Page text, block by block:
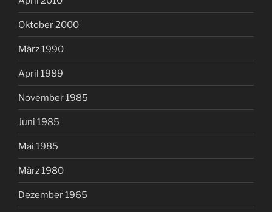
Oktober 2000
März 1990
April 1989
November 1985
Juni 1985
Mai 1985
März 1980
Dezember 1965